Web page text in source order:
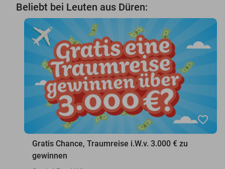
Beliebt bei Leuten aus Düren:
favorite_border
Gratis Chance, Traumreise i.W.v. 3.000 € zu
gewinnen